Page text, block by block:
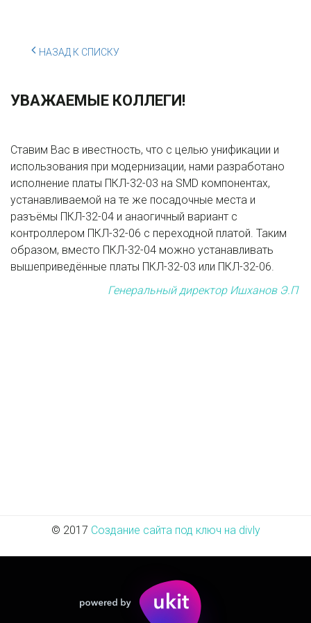
НАЗАД К СПИСКУ
УВАЖАЕМЫЕ КОЛЛЕГИ!
Ставим Вас в ивестность, что с целью унификации и
использования при модернизации, нами разработано
исполнение платы ПКЛ-32-03 на SMD компонентах,
устанавливаемой на те ж­­е посадочные места и
разъёмы ПКЛ-32-04 и анаогичный вариант с
контроллером ПКЛ-32-06 с переходной платой. Таким
образом, вместо ПКЛ-32-04 можно устанавливать
вышеприведённые платы ПКЛ-32-03 или ПКЛ-32-06.
Генеральный директор Ишханов Э.П
© 2017 Создание сайта под ключ на divly